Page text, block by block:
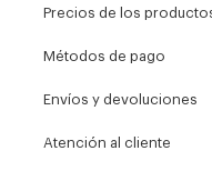
Precios de los
Métodos de pago
Envíos y devoluciones
Atención al cliente